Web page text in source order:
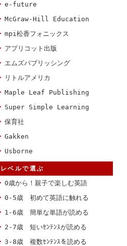
e-future
McGraw-Hill Education
mpi松香フォニックス
アプリコット出版
エムズパブリッシング
リトルアメリカ
Maple Leaf Publishing
Super Simple Learning
保育社
Gakken
Usborne
レベルで選ぶ
0歳から！親子で楽しむ英語
0-5歳 初めて英語に触れる
1-6歳 簡単な単語が読める
2-7歳 短いｾﾝﾃﾝｽが読める
3-8歳 複数ｾﾝﾃﾝｽを読める